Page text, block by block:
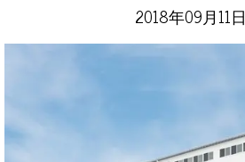
2018年09月11日